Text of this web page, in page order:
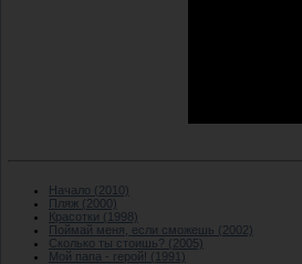
Начало (2010)
Пляж (2000)
Красотки (1998)
Поймай меня, если сможешь (2002)
Сколько ты стоишь? (2005)
Мой папа - герой! (1991)